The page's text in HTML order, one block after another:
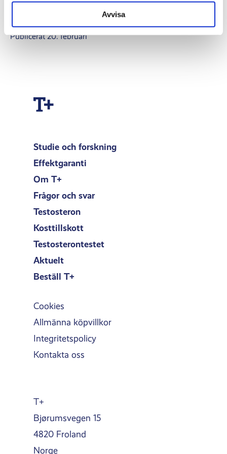
Avvisa
Publicerat 20. februari
Studie och forskning
Effektgaranti
Om T+
Frågor och svar
Testosteron
Kosttillskott
Testosterontestet
Aktuelt
Beställ T+
Cookies
Allmänna köpvillkor
Integritetspolicy
Kontakta oss
T+
Bjørumsvegen 15
4820 Froland
Norge